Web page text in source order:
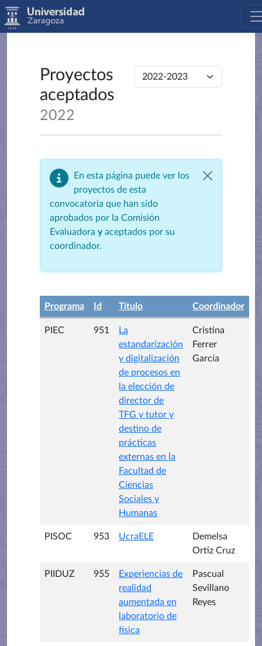
Proyectos
aceptados
2022
En esta página puede ver los
proyectos de esta
convocatoria que han sido
aprobados por la Comisión
Evaluadora yaceptados por su
coordinador.
Programa Id Título Coordinador
PIEC 951
La
estandarización
y digitalización
de procesos en
la elección de
director de
TFG y tutor y
destino de
prácticas
externas en la
Facultad de
Ciencias
Sociales y
Humanas
Cristina
Ferrer
García
PISOC 953 UcraELE
Demelsa
Ortiz Cruz
PIIDUZ 955
Experiencias de
realidad
aumentada en
laboratorio de
física
Pascual
Sevillano
Reyes